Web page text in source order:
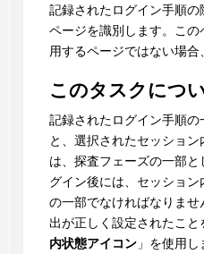
記録されたログイン手順
ページを識別します。こ
用するページではない場合
このタスクにつ
記録されたログイン手順
と、選択されたセッショ
は、探査フェーズの一部
グイン後には、セッショ
の一部でなければなりま
出が正しく設定されたこ
内状態アイコン」を使用し